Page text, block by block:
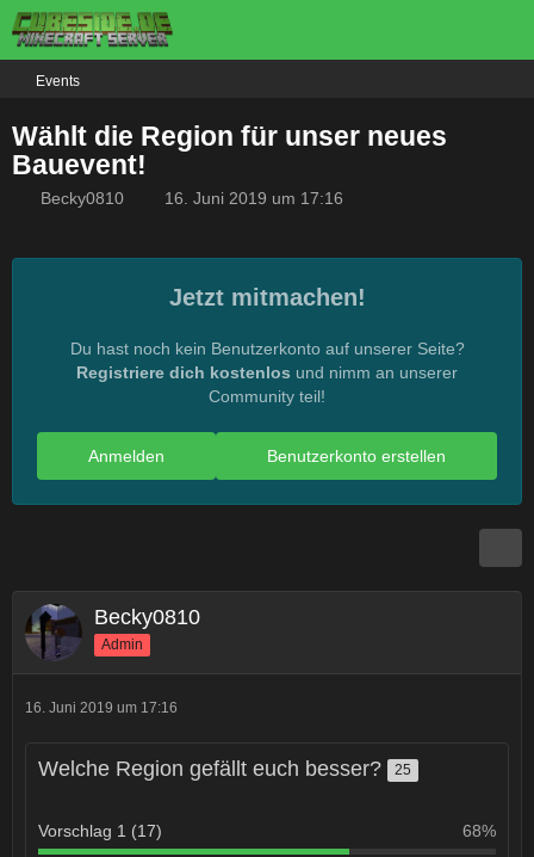
Events
Wählt die Region für unser neues
Bauevent!
Becky0810 16. Juni 2019 um 17:16
Jetzt mitmachen!
Du hast noch kein Benutzerkonto auf unserer Seite?
Registriere dich kostenlos und nimm an unserer
Community teil!
Benutzerkonto erstellen
Anmelden
Becky0810
Admin
16. Juni 2019 um 17:16
Welche Region gefällt euch besser? 25
Vorschlag 1 (17) 68%